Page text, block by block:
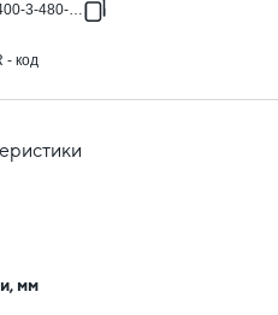
3-480-HDZ
- код
мм